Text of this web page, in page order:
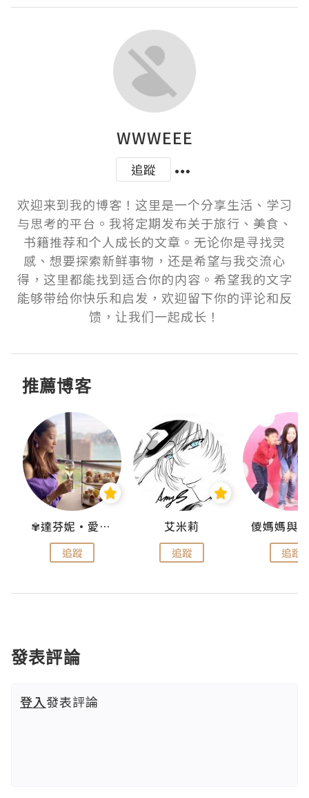
WWWEEE
追蹤
欢迎来到我的博客！这里是一个分享生活、学习
与思考的平台。我将定期发布关于旅行、美食、
书籍推荐和个人成长的文章。无论你是寻找灵
感、想要探索新鲜事物，还是希望与我交流心
得，这里都能找到适合你的内容。希望我的文字
能够带给你快乐和启发，欢迎留下你的评论和反
馈，让我们一起成长！
推薦博客
✾達芬妮•愛孩子•愛生活✾
追蹤
艾米莉
追蹤 追蹤
發表評論
登入發表評論